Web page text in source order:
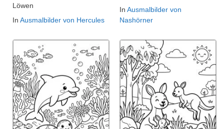
Löwen
In Ausmalbilder von Hercules
In Ausmalbilder von
Nashörner